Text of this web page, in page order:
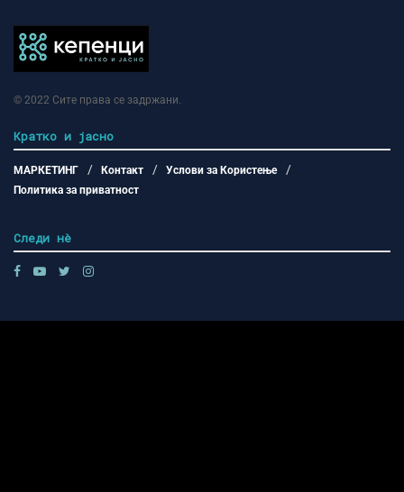
© 2022 Сите права се задржани.
Кратко и јасно
МАРКЕТИНГ Контакт
Услови за Користење
Политика за приватност
Следи нѐ